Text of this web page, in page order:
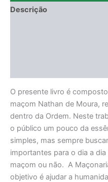
Descrição
O presente livro é
maçom Nathan de Moura,
dentro da Ordem. Neste
o público um pouco da
simples, mas sempre
importantes para o dia a
maçom ou não. A
objetivo é ajudar a